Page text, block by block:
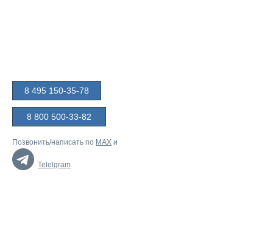
8 495 150-35-78
8 800 500-33-82
Позвонить/написать по MAX и
Telelgram